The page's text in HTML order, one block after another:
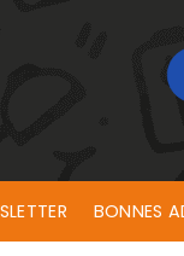
BONNES